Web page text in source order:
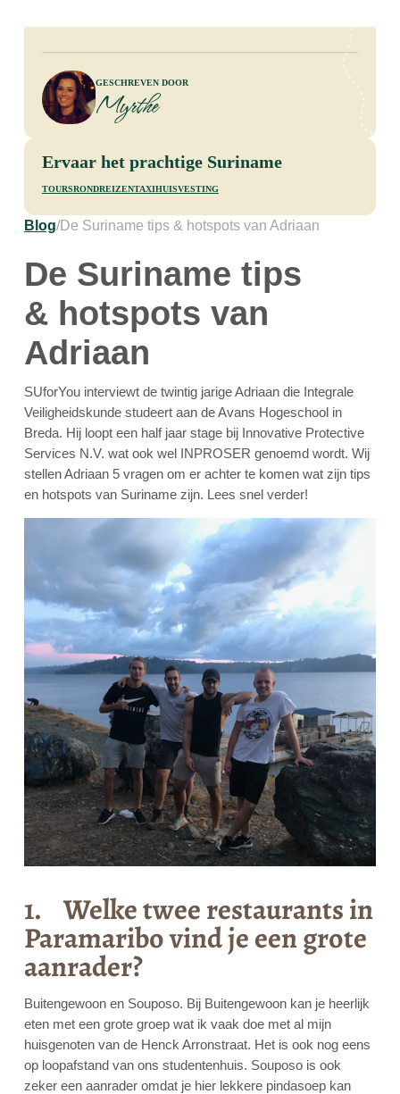
Blog/De Suriname tips & hotspots van Adriaan
De Suriname tips
& hotspots van
Adriaan
SUforYou interviewt de twintig jarige Adriaan die Integrale
Veiligheidskunde studeert aan de Avans Hogeschool in
Breda. Hij loopt een half jaar stage bij Innovative Protective
Services N.V. wat ook wel INPROSER genoemd wordt. Wij
stellen Adriaan 5 vragen om er achter te komen wat zijn tips
en hotspots van Suriname zijn. Lees snel verder!
1. Welke twee restaurants in
Paramaribo vind je een grote
aanrader?
Buitengewoon en Souposo. Bij Buitengewoon kan je heerlijk
eten met een grote groep wat ik vaak doe met al mijn
huisgenoten van de Henck Arronstraat. Het is ook nog eens
op loopafstand van ons studentenhuis. Souposo is ook
zeker een aanrader omdat je hier lekkere pindasoep kan
Geschreven door
Myrthe
Ervaar het prachtige Suriname
toursrondreizentaxihuisvesting